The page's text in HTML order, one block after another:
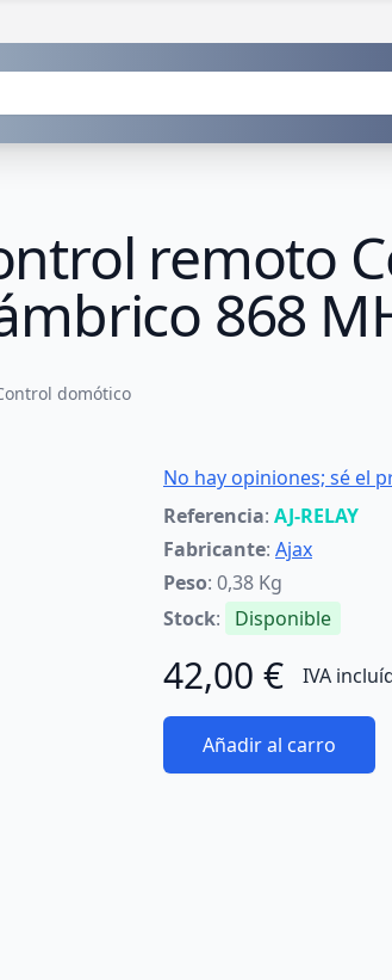
remoto
868
domótico
No hay opiniones; sé el
Referencia: AJ-RELAY
Fabricante: Ajax
Peso: 0,38 Kg
Stock: Disponible
42,00 € IVA
Añadir al carro